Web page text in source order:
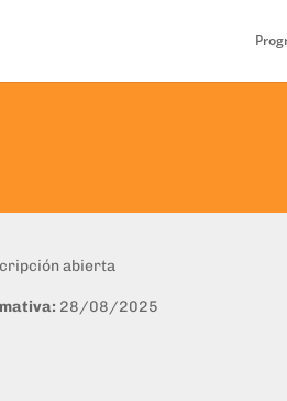
abierta
28/08/2025